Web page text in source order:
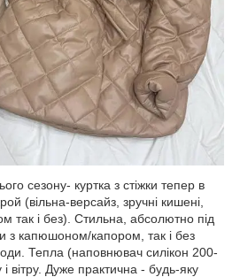
сезону- куртка з стіжки тепер в
(вільна-версайз, зручні кишені,
так і без). Стильна, абсолютно під
з капюшоном/капором, так і без
Тепла (наповнювач силікон 200-
вітру. Дуже практична - будь-яку